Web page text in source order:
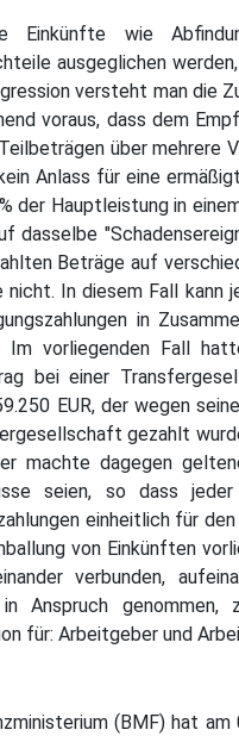
Einkünfte wie
ausgeglichen
versteht man die
voraus, dass dem
über mehrere
Anlass für eine
der Hauptleistung in
dasselbe
Beträge auf
nicht. In diesem Fall
in
Im vorliegenden Fall
bei einer
EUR, der wegen
gezahlt
machte dagegen
seien, so dass
einheitlich für
von Einkünften
verbunden,
in Anspruch
für: Arbeitgeber und
(BMF) hat